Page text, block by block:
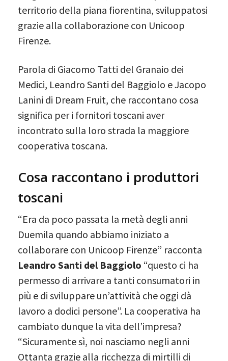
territorio della piana fiorentina, sviluppatosi
grazie alla collaborazione con Unicoop
Firenze.
Parola di Giacomo Tatti del Granaio dei
Medici, Leandro Santi del Baggiolo e Jacopo
Lanini di Dream Fruit, che raccontano cosa
significa per i fornitori toscani aver
incontrato sulla loro strada la maggiore
cooperativa toscana.
Cosa raccontano i produttori
toscani
“Era da poco passata la metà degli anni
Duemila quando abbiamo iniziato a
collaborare con Unicoop Firenze” racconta
Leandro Santi del Baggiolo “questo ci ha
permesso di arrivare a tanti consumatori in
più e di sviluppare un’attività che oggi dà
lavoro a dodici persone”. La cooperativa ha
cambiato dunque la vita dell’impresa?
“Sicuramente sì, noi nasciamo negli anni
Ottanta grazie alla ricchezza di mirtilli di